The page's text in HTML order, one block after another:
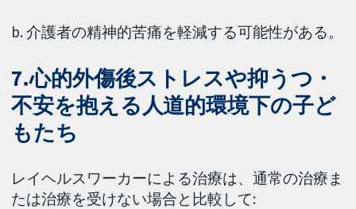
b. 介護者の精神的苦痛を軽減する可能性がある。
7.心的外傷後ストレスや抑うつ・
不安を抱える人道的環境下の子ど
もたち
レイヘルスワーカーによる治療は、通常の治療ま
たは治療を受けない場合と比較して: